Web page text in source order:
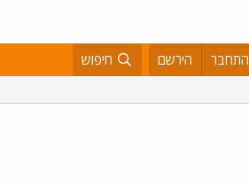
התחבר הירשם חיפוש